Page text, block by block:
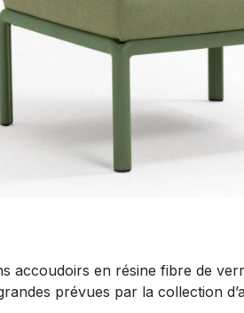
accoudoirs en résine fibre de
prévues par la collection